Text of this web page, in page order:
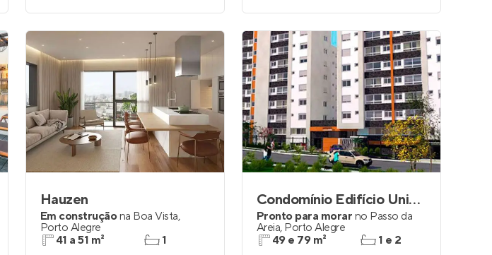
Hauzen
Em construçãona Boa Vista,
Porto Alegre
41 a 51 m²
1
Condomínio Edifício University Place
Pronto para morar no Passo da
Areia, Porto Alegre
49 e 79 m²
1 e 2